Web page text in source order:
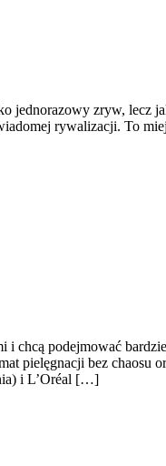
zryw, lecz
rywalizacji. To
i chcą podejmować
pielęgnacji bez
i L’Oréal […]